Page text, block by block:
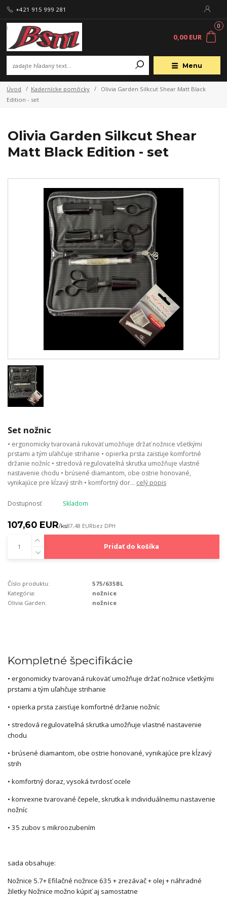
Menu
+421 915 999 281
0
0,00 EUR
Úvod Kadernícke pomôcky
Olivia Garden Silkcut Shear Matt Black
Edition - set
Olivia Garden Silkcut Shear
Matt Black Edition - set
Set nožnic
• ergonomicky tvarovaná rukoväť umožňuje držať nožnice všetkými
prstami a tým uľahčuje strihanie • opierka prsta zaisťuje komfortné
držanie nožníc • stredová regulovateľná skrutka umožňuje vlastné
nastavenie chodu • brúsené diamantom, obe ostrie honované,
vynikajúce pre kĺzavý strih • komfortný dor... celý popis
Dostupnosť Skladom
107,60 EUR/ks87,48 EURbez DPH
Pridať do košíka
Číslo produktu:
575/635BL
Kategória:
nožnice
Olivia Garden:
nožnice
Kompletné špecifikácie
• ergonomicky tvarovaná rukoväť umožňuje držať nožnice všetkými
prstami a tým uľahčuje strihanie
• opierka prsta zaisťuje komfortné držanie nožníc
• stredová regulovateľná skrutka umožňuje vlastné nastavenie
chodu
• brúsené diamantom, obe ostrie honované, vynikajúce pre kĺzavý
strih
• komfortný doraz, vysoká tvrdosť ocele
• konvexne tvarované čepele, skrutka k individuálnemu nastavenie
nožníc
• 35 zubov s mikroozubením
sada obsahuje:
Nožnice 5.7+ Efilačné nožnice 635 + zrezávač + olej + náhradné
žiletky Nožnice možno kúpiť aj samostatne